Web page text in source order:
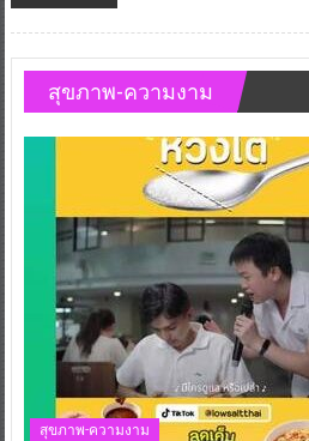
สุขภาพ-ความงาม
สุขภาพ-ความงาม